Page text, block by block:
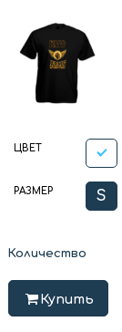
ЦВЕТ
РАЗМЕР S
Количество
Купить